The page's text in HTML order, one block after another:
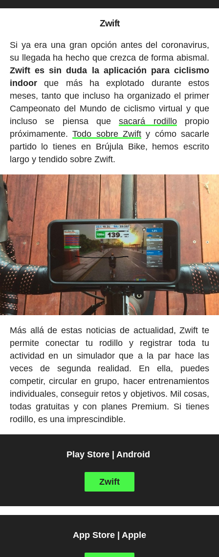
Zwift
Si ya era una gran opción antes del coronavirus,
su llegada ha hecho que crezca de forma abismal.
Zwift es sin duda la aplicación para ciclismo
indoorque más ha explotado durante estos
meses, tanto que incluso ha organizado el primer
Campeonato del Mundo de ciclismo virtual y que
incluso se piensa quesacará rodillopropio
próximamente.Todo sobre Zwift y cómo sacarle
partido lo tienes en Brújula Bike, hemos escrito
largo y tendido sobre Zwift.
Más allá de estas noticias de actualidad, Zwift te
permite conectar tu rodillo y registrar toda tu
actividad en un simulador que a la par hace las
veces de segunda realidad. En ella, puedes
competir, circular en grupo, hacer entrenamientos
individuales, conseguir retos y objetivos. Mil cosas,
todas gratuitas y con planes Premium. Si tienes
rodillo, es una imprescindible.
Play Store | Android
Zwift
App Store | Apple